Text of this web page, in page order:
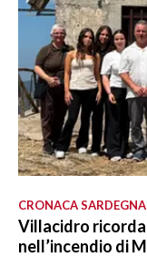
CRONACA SARDEGNA
Villacidro
nell’incendio di